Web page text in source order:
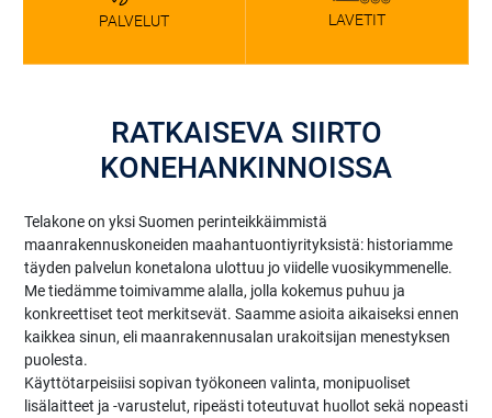
PALVELUT LAVETIT
RATKAISEVA SIIRTO
KONEHANKINNOISSA
Telakone on yksi Suomen perinteikkäimmistä
maanrakennuskoneiden maahantuontiyrityksistä: historiamme
täyden palvelun konetalona ulottuu jo viidelle vuosikymmenelle.
Me tiedämme toimivamme alalla, jolla kokemus puhuu ja
konkreettiset teot merkitsevät. Saamme asioita aikaiseksi ennen
kaikkea sinun, eli maanrakennusalan urakoitsijan menestyksen
puolesta.
Käyttötarpeisiisi sopivan työkoneen valinta, monipuoliset
lisälaitteet ja -varustelut, ripeästi toteutuvat huollot sekä nopeasti